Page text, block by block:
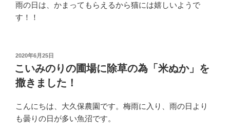
雨の日は、かまってもらえるから猫には嬉しいようで
す！！
投
稿
日:
2020年6月25日
こいみのりの圃場に除草の為「米ぬか」を
撒きました！
こんにちは、大久保農園です。梅雨に入り、雨の日より
も曇りの日が多い魚沼です。